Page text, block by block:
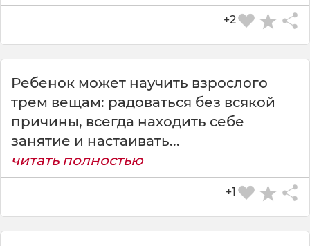
+2
Ребенок может научить взрослого
трем вещам: радоваться без всякой
причины, всегда находить себе
занятие и настаивать...
читать полностью
+1